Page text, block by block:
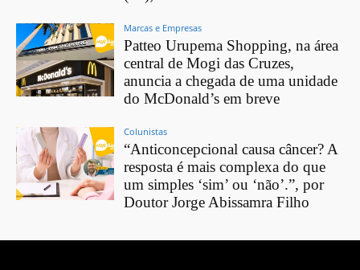
Marcas e Empresas
Patteo Urupema Shopping, na área
central de Mogi das Cruzes,
anuncia a chegada de uma unidade
do McDonald’s em breve
Colunistas
“Anticoncepcional causa câncer? A
resposta é mais complexa do que
um simples ‘sim’ ou ‘não’.”, por
Doutor Jorge Abissamra Filho